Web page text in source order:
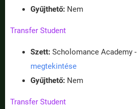
Gyűjthető: Nem
Transfer Student
Szett: Scholomance Academy -
megtekintése
Gyűjthető: Nem
Transfer Student